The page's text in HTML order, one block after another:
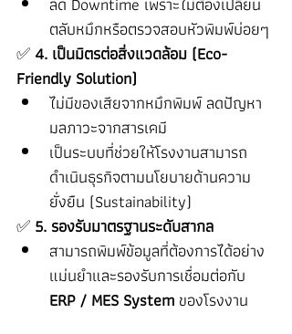
ตลับหมึกหรือตรวจสอบหัวพิมพ์บ่อยๆ
✅ 4. เป็นมิตรต่อสิ่งแวดล้อม (Eco-
Friendly Solution)
ไม่มีของเสียจากหมึกพิมพ์ ลดปัญหา
มลภาวะจากสารเคมี
เป็นระบบที่ช่วยให้โรงงานสามารถ
ดำเนินธุรกิจตามนโยบายด้านความ
ยั่งยืน (Sustainability)
✅ 5. รองรับมาตรฐานระดับสากล
สามารถพิมพ์ข้อมูลที่ต้องการได้อย่าง
แม่นยำและรองรับการเชื่อมต่อกับ
ERP / MES System ของโรงงาน